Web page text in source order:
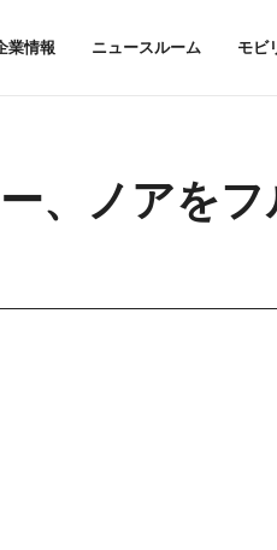
業情報 ニュースルーム モビ
、ノアを